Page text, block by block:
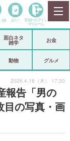
師 占い 登録• ログイン
マイルーム
面白ネタ
雑学
お金
動物 グルメ
報告「男の
目の写真・画
2026.4.16（木） 17:30